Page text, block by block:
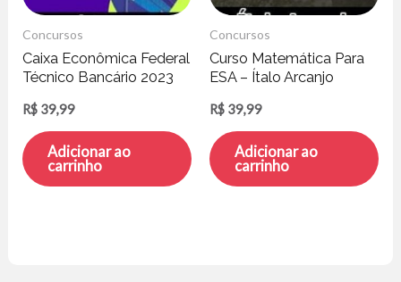
Concursos
Caixa Econômica Federal
Técnico Bancário 2023
Concursos
R$ 39,99
Adicionar ao
carrinho
Concursos
Curso Matemática Para
ESA – Ítalo Arcanjo
R$ 39,99
Adicionar ao
carrinho